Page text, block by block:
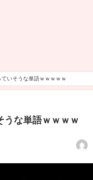
いそうな単語ｗｗｗｗｗ
うな単語ｗｗｗｗ